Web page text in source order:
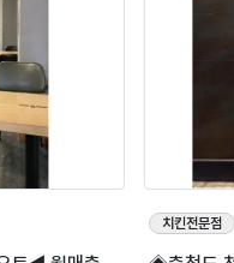
치킨전문점